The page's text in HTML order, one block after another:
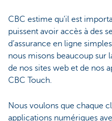
CBC estime qu'il est
puissent avoir accès à des
d’assurance en ligne
nous misons beaucoup sur
de nos sites web et de nos
CBC Touch.
Nous voulons que chaque
applications numériques